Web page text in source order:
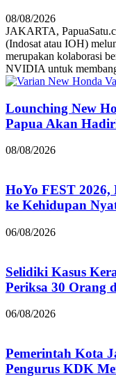
08/08/2026
JAKARTA,
(Indosat atau IOH)
merupakan kolaborasi
NVIDIA untuk
Lounching New
Papua Akan
08/08/2026
HoYo FEST
ke Kehidupan
06/08/2026
Selidiki Kasus
Periksa 30 Orang
06/08/2026
Pemerintah Kota
Pengurus KDK